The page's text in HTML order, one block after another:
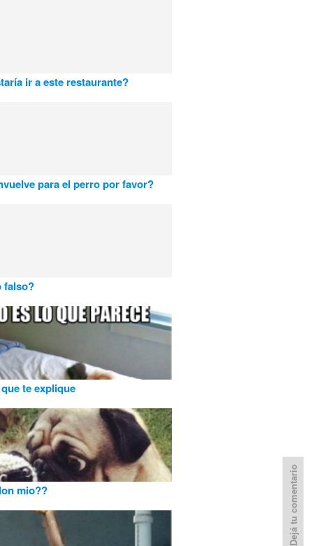
ir a este restaurante?
para el perro por favor?
falso?
te explique
mio?? Dejá tu comentario